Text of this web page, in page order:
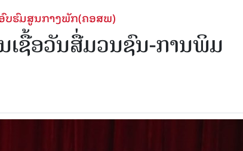
ບຮົມສູນກາງພັກ(ຄອສພ)
ຊື້ອວັນສື່ມວນຊົນ-ການພິມ